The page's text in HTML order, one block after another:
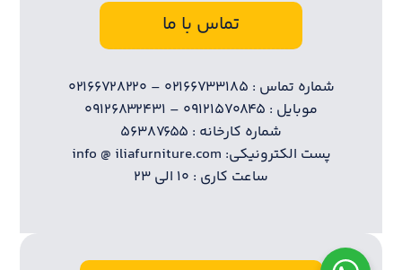
تماس با ما
شماره تماس : ۰۲۱۶۶۷۳۳۱۸۵ – ۰۲۱۶۶۷۲۸۲۲۰
موبایل : ۰۹۱۲۱۵۷۰۸۴۵ – ۰۹۱۲۶۸۳۲۴۳۱
شماره کارخانه : ۵۶۳۸۷۶۵۵
پست الکترونیکی: info @ iliafurniture.com
ساعت کاری : ۱۰ الی ۲۳